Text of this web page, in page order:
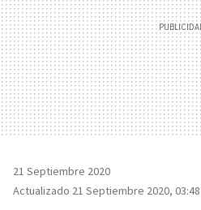
21 Septiembre 2020
Actualizado 21 Septiembre 2020, 03:48